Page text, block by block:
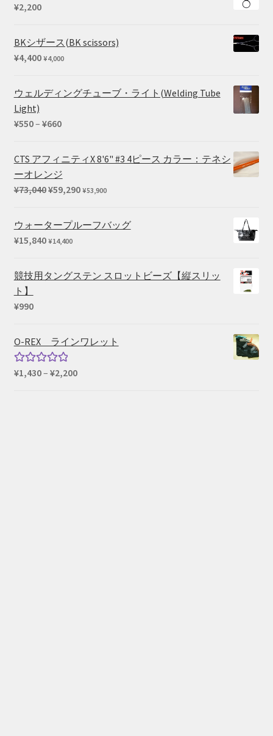
¥2,200
BKシザース(BK scissors)
¥4,400 ¥4,000
ウェルディングチューブ・ライト(Welding Tube
Light)
¥550– ¥660価
帯:
¥550
–
CTS アフィニティX 8'6" #3 4ピース カラー：テネシ
ーオレンジ
¥73,040元
価
で
¥59,290現
¥59,290
¥53,900
ウォータープルーフバッグ
¥15,840 ¥14,400
競技用タングステン スロットビーズ【縦スリッ
ト】
¥990
O-REX ラインワレット
5段階中
¥1,430– ¥2,200価